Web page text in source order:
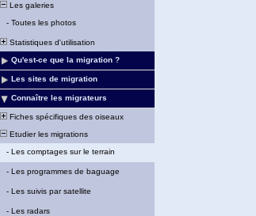
Les galeries
- Toutes les photos
Statistiques d'utilisation
Qu'est-ce que la migration ?
Les sites de migration
Connaître les migrateurs
Fiches spécifiques des oiseaux
Etudier les migrations
- Les comptages sur le terrain
- Les programmes de baguage
- Les suivis par satellite
- Les radars